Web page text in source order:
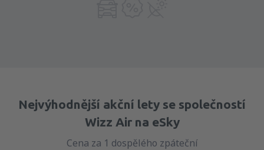
Nejvýhodnější akční lety se společností
Wizz Air na eSky
Cena za 1 dospělého zpáteční